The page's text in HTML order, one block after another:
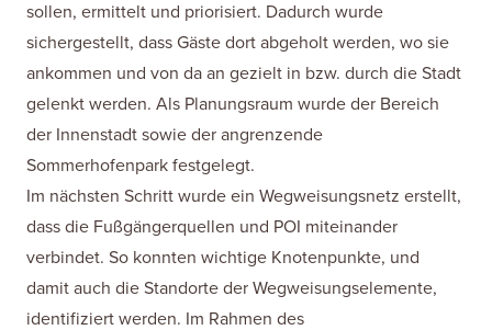
sollen, ermittelt und priorisiert. Dadurch wurde
sichergestellt, dass Gäste dort abgeholt werden, wo sie
ankommen und von da an gezielt in bzw. durch die Stadt
gelenkt werden. Als Planungsraum wurde der Bereich
der Innenstadt sowie der angrenzende
Sommerhofenpark festgelegt.
Im nächsten Schritt wurde ein Wegweisungsnetz erstellt,
dass die Fußgängerquellen und POI miteinander
verbindet. So konnten wichtige Knotenpunkte, und
damit auch die Standorte der Wegweisungselemente,
identifiziert werden. Im Rahmen des